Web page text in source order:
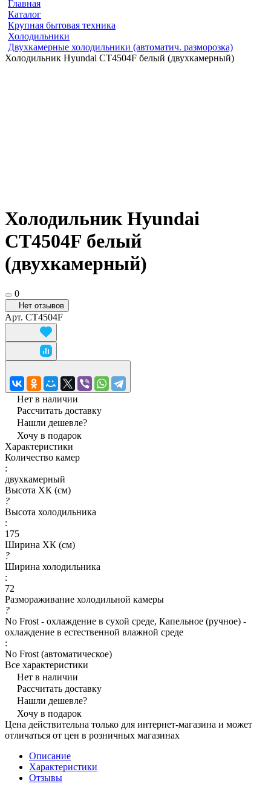
Главная
Каталог
Крупная бытовая техника
Холодильники
Двухкамерные холодильники (автоматич. разморозка)
Холодильник Hyundai CT4504F белый (двухкамерный)
Холодильник Hyundai
CT4504F белый
(двухкамерный)
0
Нет отзывов
Арт. CT4504F
Нет в наличии
Рассчитать доставку
Нашли дешевле?
Хочу в подарок
Характеристики
Количество камер
:
двухкамерный
Высота ХК (см)
?
Высота холодильника
:
175
Ширина ХК (см)
?
Ширина холодильника
:
72
Размораживание холодильной камеры
?
No Frost - охлаждение в сухой среде, Капельное (ручное) -
охлаждение в естественной влажной среде
:
No Frost (автоматическое)
Все характеристики
Нет в наличии
Рассчитать доставку
Нашли дешевле?
Хочу в подарок
Цена действительна только для интернет-магазина и может
отличаться от цен в розничных магазинах
Описание
Характеристики
Отзывы